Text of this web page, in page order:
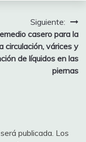
Siguiente:
casero para la
circulación, várices y
de líquidos en las
piernas
publicada. Los